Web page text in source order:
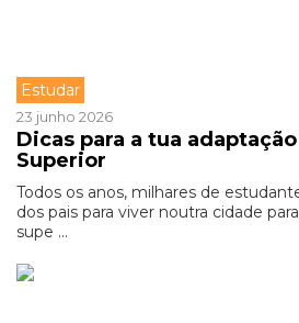
Estudar
23 junho 2026
Dicas para a tua
Superior
Todos os anos, milhares de
dos pais para viver noutra cidade
supe ...